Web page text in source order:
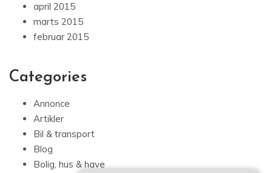
april 2015
marts 2015
februar 2015
Categories
Annonce
Artikler
Bil & transport
Blog
Bolig, hus & have